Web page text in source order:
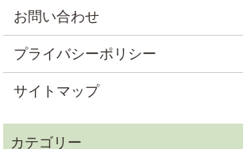
お問い合わせ
プライバシーポリシー
サイトマップ